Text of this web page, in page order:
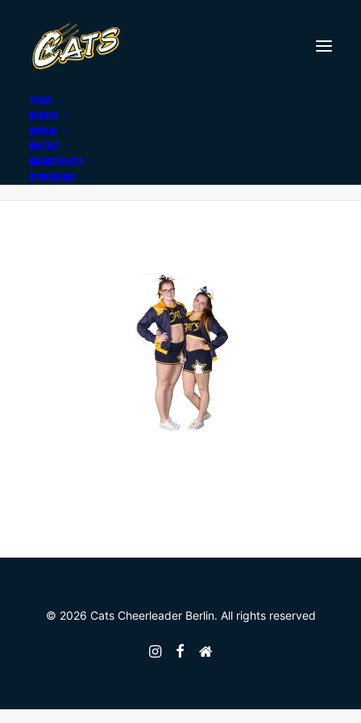
TEAMS
BUCHEN
ERFOLGE
KONTAKT
KINDERSCHUTZ
SPONSORING
Home
© 2026 Cats Cheerleader Berlin. All rights reserved